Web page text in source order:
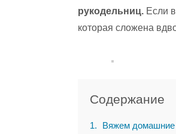
рукодельниц. Если
которая сложена
Содержание
1
Вяжем домашние